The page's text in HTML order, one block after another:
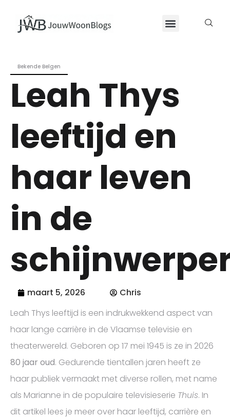
Bekende Belgen
Leah Thys
leeftijd en
haar leven
in de
maart 5, 2026
Chris
Leah Thys leeftijd is een indrukwekkend aspect van
haar lange carrière in de Vlaamse televisie en
theaterwereld. Geboren op 17 mei 1945 is ze in 2026
80 jaar oud. Gedurende tientallen jaren heeft ze
haar publiek vermaakt met diverse rollen, met name
als Marianne in de populaire televisieserie Thuis. In
dit artikel lees je meer over haar leeftijd, carrière en